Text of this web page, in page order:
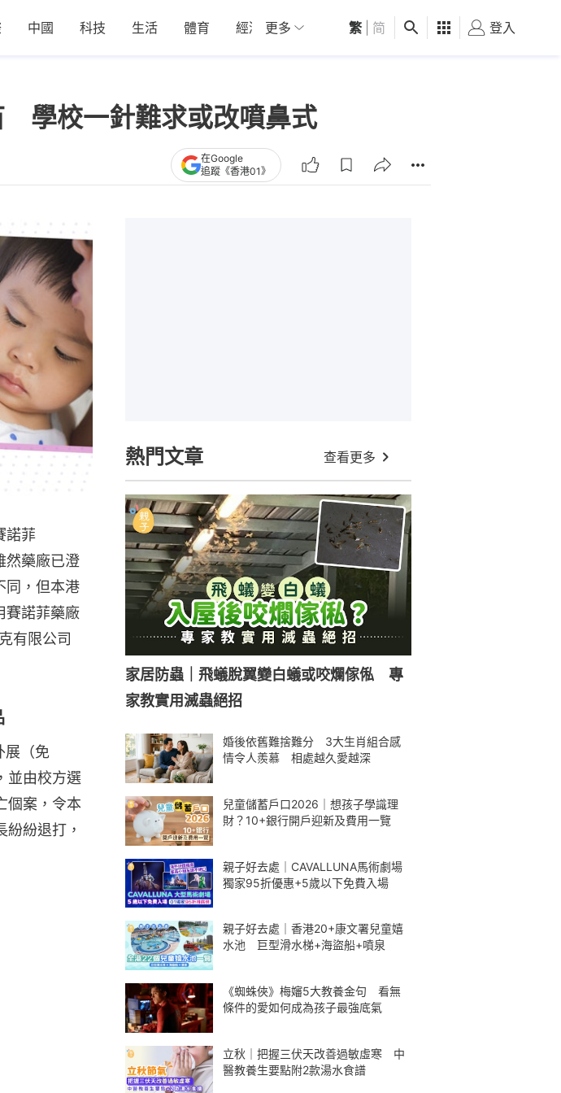
中國 科技 生活 體育 經濟 01深圳 觀點 健康 好食玩飛
更多 繁 简 登入
學校一針難求或改噴鼻式
在Google
追蹤《香港01》
諾菲
然藥廠已澄
同，但本港
賽諾菲藥廠
有限公司
展（免
並由校方選
個案，令本
紛退打，
熱門文章 查看更多
家居防蟲｜飛蟻脫翼變白蟻或咬爛傢俬 專
家教實用滅蟲絕招
婚後依舊難捨難分 3大生肖組合感
情令人羨慕 相處越久愛越深
兒童儲蓄戶口2026｜想孩子學識理
財？10+銀行開戶迎新及費用一覽
親子好去處｜CAVALLUNA馬術劇場
獨家95折優惠+5歲以下免費入場
親子好去處｜香港20+康文署兒童嬉
水池 巨型滑水梯+海盜船+噴泉
《蜘蛛俠》梅嬸5大教養金句 看無
條件的愛如何成為孩子最強底氣
立秋｜把握三伏天改善過敏虛寒 中
醫教養生要點附2款湯水食譜